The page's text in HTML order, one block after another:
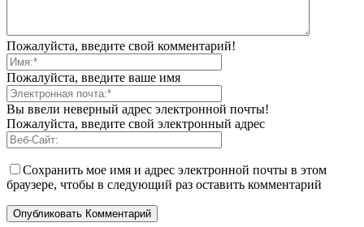
Пожалуйста, введите свой комментарий!
Пожалуйста, введите ваше имя
Вы ввели неверный адрес электронной почты!
Пожалуйста, введите свой электронный адрес
Сохранить мое имя и адрес электронной почты в этом
браузере, чтобы в следующий раз оставить комментарий